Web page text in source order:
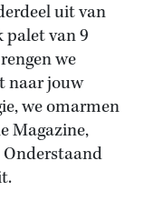
uit van
palet van 9
we
naar jouw
we omarmen
Magazine,
Onderstaand